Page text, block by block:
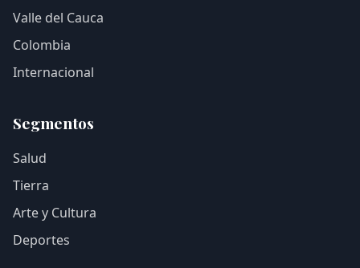
Valle del Cauca
Colombia
Internacional
Segmentos
Salud
Tierra
Arte y Cultura
Deportes